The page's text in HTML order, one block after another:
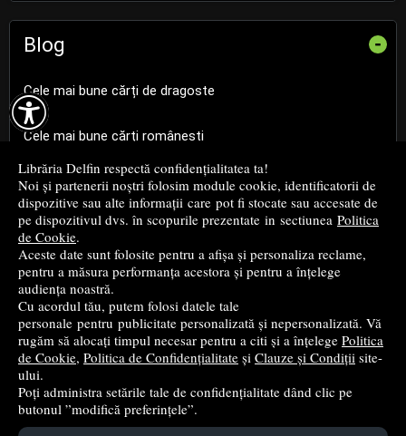

Librăria Delfin respectă confidențialitatea ta!
Noi și partenerii noștri folosim module cookie, identificatorii de
dispozitive sau alte informații care pot fi stocate sau accesate de
pe dispozitivul dvs. în scopurile prezentate in sectiunea Politica
de Cookie.
Aceste date sunt folosite pentru a afișa și personaliza reclame,
pentru a măsura performanța acestora și pentru a înțelege
audiența noastră.
Cu acordul tău, putem folosi datele tale
personale pentru publicitate personalizată și nepersonalizată. Vă
rugăm să alocați timpul necesar pentru a citi și a înțelege Politica
de Cookie, Politica de Confidențialitate și Clauze și Condiții site-
ului.
Poți administra setările tale de confidențialitate dând clic pe
butonul ”modifică preferințele”.
Blog -
Cele mai bune cărți de dragoste
Cele mai bune cărți românești
Cele mai bune cărți religioase
Cele mai bune cărți de istorie
Top cărți beletristică
...toate știrile
© 2004 - 2026Grup DZC SRL
Magazin onlinecreat de